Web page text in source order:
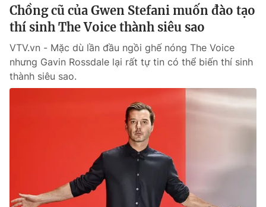
Chồng cũ của Gwen Stefani muốn đào tạo
thí sinh The Voice thành siêu sao
VTV.vn - Mặc dù lần đầu ngồi ghế nóng The Voice
nhưng Gavin Rossdale lại rất tự tin có thể biến thí sinh
thành siêu sao.